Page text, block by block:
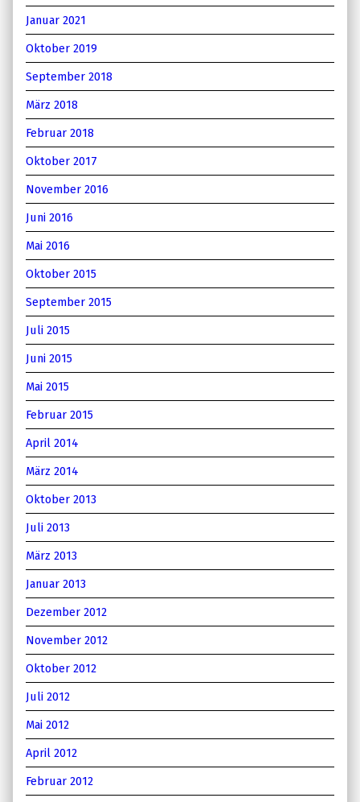
Januar 2021
Oktober 2019
September 2018
März 2018
Februar 2018
Oktober 2017
November 2016
Juni 2016
Mai 2016
Oktober 2015
September 2015
Juli 2015
Juni 2015
Mai 2015
Februar 2015
April 2014
März 2014
Oktober 2013
Juli 2013
März 2013
Januar 2013
Dezember 2012
November 2012
Oktober 2012
Juli 2012
Mai 2012
April 2012
Februar 2012